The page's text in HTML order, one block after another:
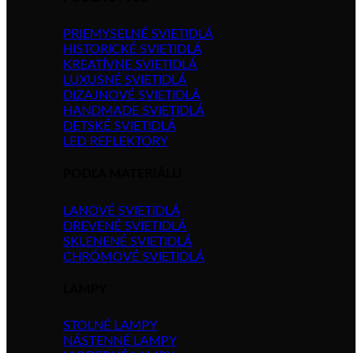
PRIEMYSELNÉ SVIETIDLÁ
HISTORICKÉ SVIETIDLÁ
KREATÍVNE SVIETIDLÁ
LUXUSNÉ SVIETIDLÁ
DIZAJNOVÉ SVIETIDLÁ
HANDMADE SVIETIDLÁ
DETSKÉ SVIETIDLÁ
LED REFLEKTORY
LANOVÉ SVIETIDLÁ
DREVENÉ SVIETIDLÁ
SKLENENÉ SVIETIDLÁ
CHRÓMOVÉ SVIETIDLÁ
STOLNÉ LAMPY
NÁSTENNÉ LAMPY